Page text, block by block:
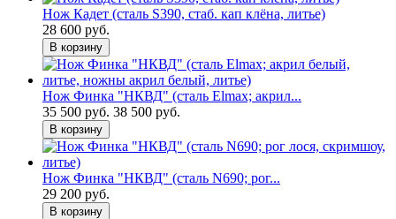
Нож Кадет (сталь S390, стаб. кап клёна, литье)
28 600 руб.
В корзину
Нож Финка "НКВД" (сталь Elmax; акрил...
35 500 руб. 38 500 руб.
В корзину
Нож Финка "НКВД" (сталь N690; рог...
29 200 руб.
В корзину